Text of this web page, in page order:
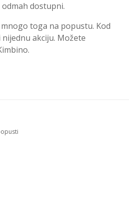
dostupni.
toga na popustu. Kod
akciju. Možete